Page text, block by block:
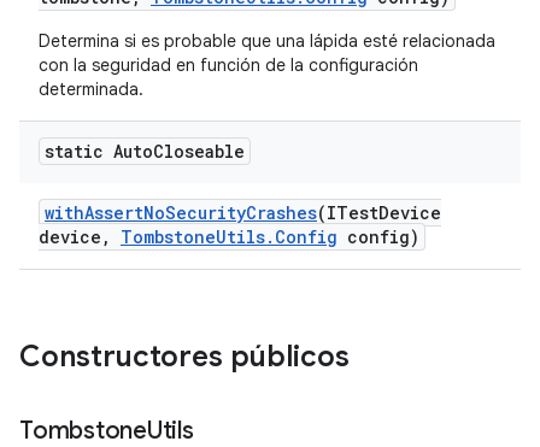
Determina si es probable que una lápida esté relacionada
con la seguridad en función de la configuración
determinada.
static AutoCloseable
withAssertNoSecurityCrashes(ITestDevice
device , TombstoneUtils. Config config)
Constructores públicos
TombstoneUtils